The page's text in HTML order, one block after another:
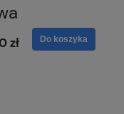
zł Do koszyka